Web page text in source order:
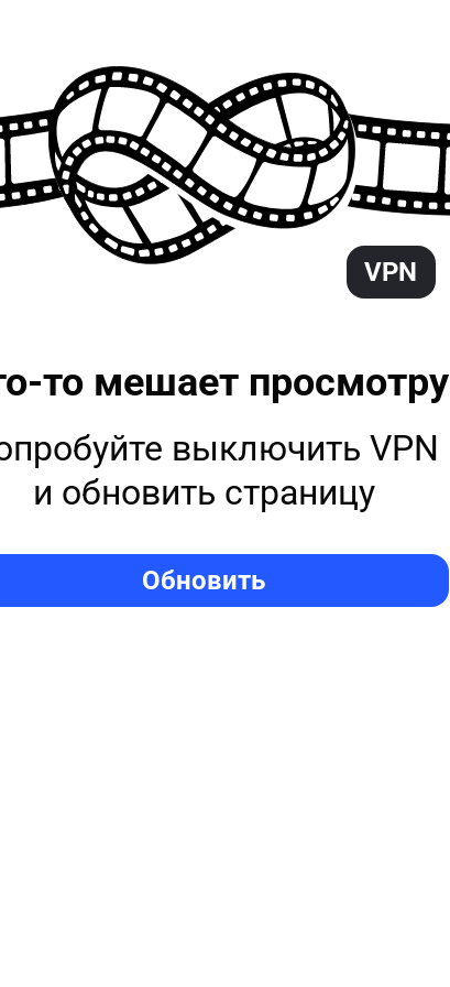
VPN
то мешает просмотру
выключить VPN
и обновить страницу
Обновить